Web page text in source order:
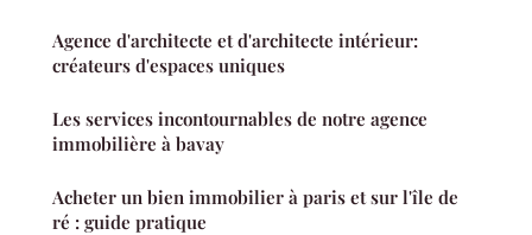
Agence d'architecte et d'architecte intérieur:
créateurs d'espaces uniques
Les services incontournables de notre agence
immobilière à bavay
Acheter un bien immobilier à paris et sur l'île de
ré : guide pratique